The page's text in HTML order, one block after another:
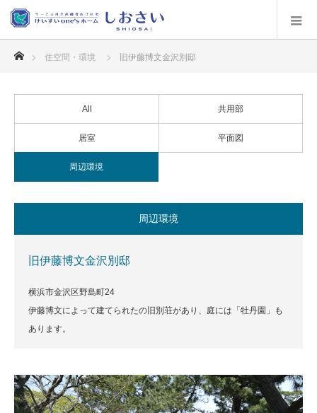
ホーム
住空間・環境 旧伊藤博文金沢別邸
All 共用部
居室 平面図
周辺環境
周辺環境
旧伊藤博文金沢別邸
横浜市金沢区野島町24
伊藤博文によって建てられたの旧別荘があり、庭には「牡丹園」も
あります。